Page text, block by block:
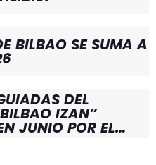
BILBAO SE SUMA A
DEL
IZAN”
JUNIO POR EL